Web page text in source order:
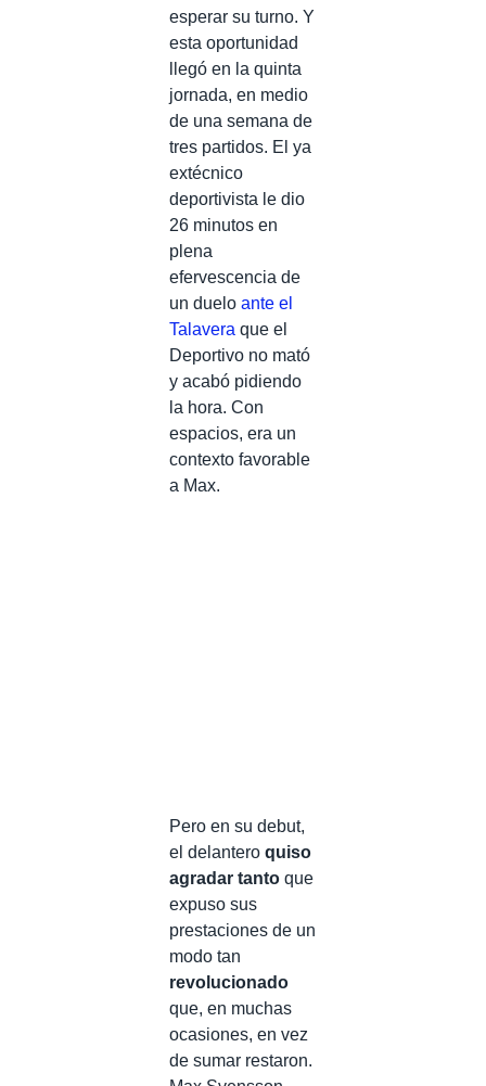
esperar su turno. Y
esta oportunidad
llegó en la quinta
jornada, en medio
de una semana de
tres partidos. El ya
extécnico
deportivista le dio
26 minutos en
plena
efervescencia de
un duelo ante el
Talavera que el
Deportivo no mató
y acabó pidiendo
la hora. Con
espacios, era un
contexto favorable
a Max.
Pero en su debut,
el delantero quiso
agradar tanto que
expuso sus
prestaciones de un
modo tan
revolucionado
que, en muchas
ocasiones, en vez
de sumar restaron.